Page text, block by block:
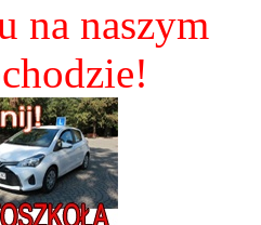
na naszym